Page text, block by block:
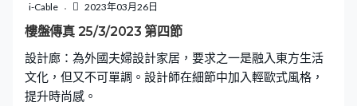
i-Cable 2023年03月26日
樓盤傳真 25/3/2023 第四節
設計廊：為外國夫婦設計家居，要求之一是融入東方生活
文化，但又不可單調。設計師在細節中加入輕歐式風格，
提升時尚感。